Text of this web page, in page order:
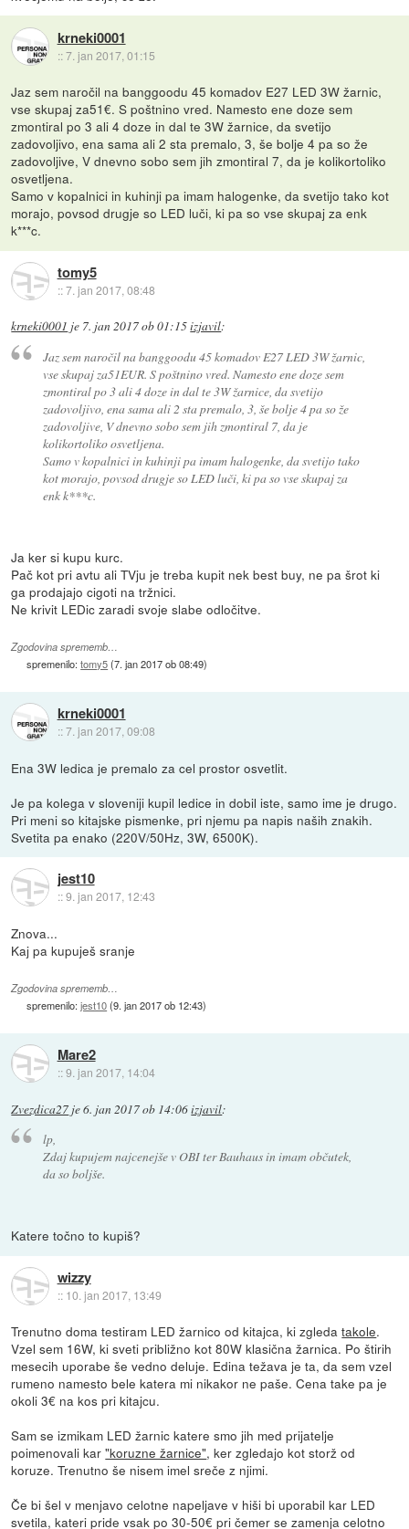
krneki0001
::7. jan 2017, 01:15
Jaz sem naročil na banggoodu 45 komadov E27 LED 3W žarnic,
vse skupaj za51€. S poštnino vred. Namesto ene doze sem
zmontiral po 3 ali 4 doze in dal te 3W žarnice, da svetijo
zadovoljivo, ena sama ali 2 sta premalo, 3, še bolje 4 pa so že
zadovoljive, V dnevno sobo sem jih zmontiral 7, da je kolikortoliko
osvetljena.
Samo v kopalnici in kuhinji pa imam halogenke, da svetijo tako kot
morajo, povsod drugje so LED luči, ki pa so vse skupaj za enk
k***c.
tomy5
::7. jan 2017, 08:48
krneki0001 je 7. jan 2017 ob 01:15izjavil:
Jaz sem naročil na banggoodu 45 komadov E27 LED 3W žarnic,
vse skupaj za51EUR. S poštnino vred. Namesto ene doze sem
zmontiral po 3 ali 4 doze in dal te 3W žarnice, da svetijo
zadovoljivo, ena sama ali 2 sta premalo, 3, še bolje 4 pa so že
zadovoljive, V dnevno sobo sem jih zmontiral 7, da je
kolikortoliko osvetljena.
Samo v kopalnici in kuhinji pa imam halogenke, da svetijo tako
kot morajo, povsod drugje so LED luči, ki pa so vse skupaj za
enk k***c.
Ja ker si kupu kurc.
Pač kot pri avtu ali TVju je treba kupit nek best buy, ne pa šrot ki
ga prodajajo cigoti na tržnici.
Ne krivit LEDic zaradi svoje slabe odločitve.
Zgodovina sprememb…
spremenilo:tomy5(7. jan 2017 ob 08:49)
krneki0001
::7. jan 2017, 09:08
Ena 3W ledica je premalo za cel prostor osvetlit.
Je pa kolega v sloveniji kupil ledice in dobil iste, samo ime je drugo.
Pri meni so kitajske pismenke, pri njemu pa napis naših znakih.
Svetita pa enako (220V/50Hz, 3W, 6500K).
jest10
::9. jan 2017, 12:43
Znova...
Kaj pa kupuješ sranje
Zgodovina sprememb…
spremenilo:jest10(9. jan 2017 ob 12:43)
Mare2
::9. jan 2017, 14:04
Zvezdica27 je6. jan 2017 ob 14:06izjavil:
lp,
Zdaj kupujem najcenejše v OBI ter Bauhaus in imam občutek,
da so boljše.
Katere točno to kupiš?
wizzy
:: 10. jan 2017, 13:49
Trenutno doma testiram LED žarnico od kitajca, ki zgledatakole.
Vzel sem 16W, ki sveti približno kot 80W klasična žarnica. Po štirih
mesecih uporabe še vedno deluje. Edina težava je ta, da sem vzel
rumeno namesto bele katera mi nikakor ne paše. Cena take pa je
okoli 3€ na kos pri kitajcu.
Sam se izmikam LED žarnic katere smo jih med prijatelje
poimenovali kar"koruzne žarnice", ker zgledajo kot storž od
koruze. Trenutno še nisem imel sreče z njimi.
Če bi šel v menjavo celotne napeljave v hiši bi uporabil kar LED
svetila, kateri pride vsak po 30-50€ pri čemer se zamenja celotno